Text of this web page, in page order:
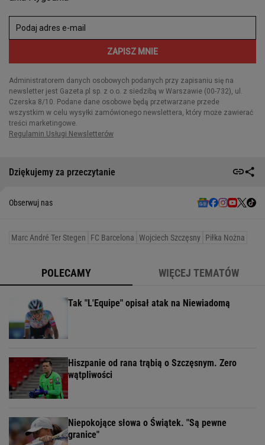
Dziękujemy za przeczytanie
Obserwuj nas
Marc André Ter Stegen FC Barcelona Wojciech Szczęsny Piłka Nożna
POLECAMY WIĘCEJ TEMATÓW
Tak "L'Equipe" opisał atak na Niewiadomą
Hiszpanie od rana trąbią o Szczęsnym. Zero
wątpliwości
Niepokojące słowa o Świątek. "Są pewne
granice"